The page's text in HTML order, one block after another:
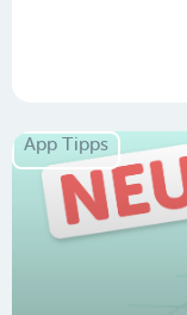
App Tipps